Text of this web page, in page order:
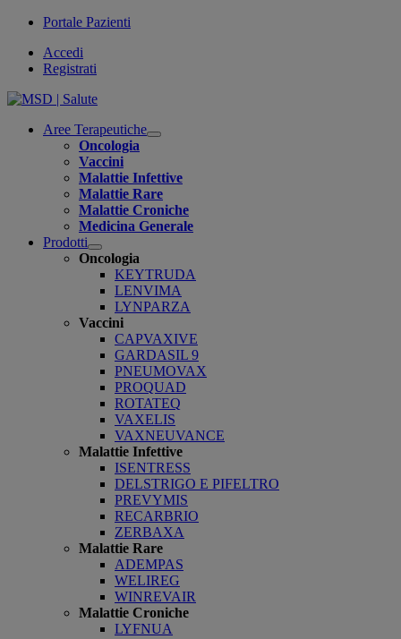
Portale Pazienti
Accedi
Registrati
Aree Terapeutiche
Open
Oncologia
Vaccini
Malattie Infettive
Malattie Rare
Malattie Croniche
Medicina Generale
Prodotti
Open
submenu
Oncologia
KEYTRUDA
LENVIMA
LYNPARZA
Vaccini
CAPVAXIVE
GARDASIL 9
PNEUMOVAX
PROQUAD
ROTATEQ
VAXELIS
VAXNEUVANCE
Malattie Infettive
ISENTRESS
DELSTRIGO E PIFELTRO
PREVYMIS
RECARBRIO
ZERBAXA
Malattie Rare
ADEMPAS
WELIREG
WINREVAIR
Malattie Croniche
LYFNUA